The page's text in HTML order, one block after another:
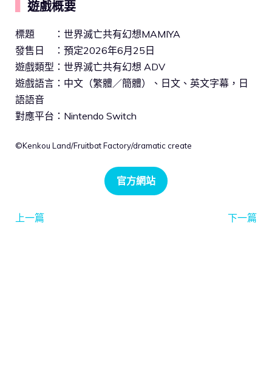
遊戲概要
標題 ：世界滅亡共有幻想MAMIYA
發售日 ：預定2026年6月25日
遊戲類型：世界滅亡共有幻想 ADV
遊戲語言：中文（繁體／簡體）、日文、英文字幕，日
語語音
對應平台：Nintendo Switch
©Kenkou Land/Fruitbat Factory/dramatic create
官方網站
上一篇 下一篇